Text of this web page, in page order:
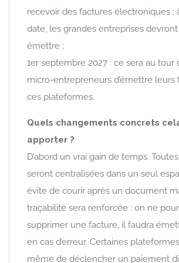
recevoir des factures électroniques ;
date, les grandes entreprises
émettre ;
1er septembre 2027 : ce sera au tour
micro-entrepreneurs d’émettre leurs
ces plateformes.
Quels changements concrets
apporter ?
D’abord un vrai gain de temps.
seront centralisées dans un seul
évite de courir après un document
traçabilité sera renforcée : on ne
supprimer une facture, il faudra
en cas d’erreur. Certaines
même de déclencher un paiement